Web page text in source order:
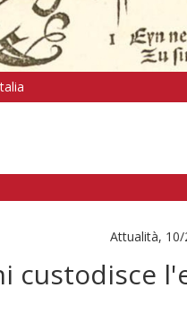
Attualità, 10/
custodisce